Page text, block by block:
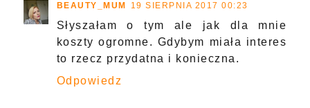
BEAUTY_MUM 19 SIERPNIA 2017 00:23
Słyszałam o tym ale jak dla mnie
koszty ogromne. Gdybym miała interes
to rzecz przydatna i konieczna.
Odpowiedz